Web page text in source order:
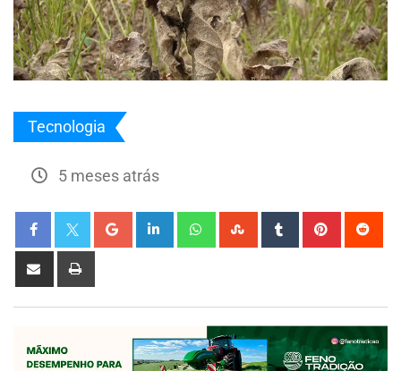
Tecnologia
5 meses atrás